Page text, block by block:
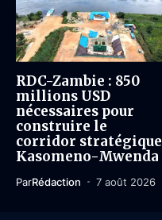
RDC-Zambie : 850
millions USD
nécessaires pour
construire le
corridor stratégique
Kasomeno-Mwenda
ParRédaction 7 août 2026